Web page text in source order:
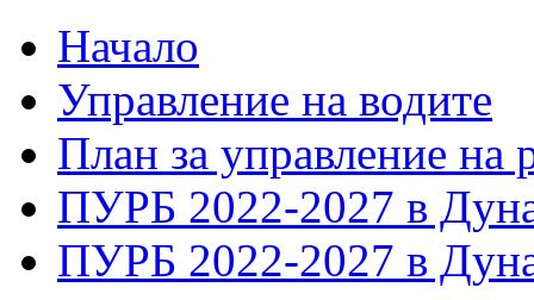
Начало
Управление на водите
План за управление на
ПУРБ 2022-2027 в
ПУРБ 2022-2027 в